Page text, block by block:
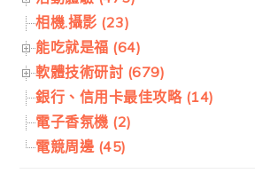
相機.攝影 (23)
能吃就是福 (64)
軟體技術研討 (679)
銀行、信用卡最佳攻略 (14)
電子香氛機 (2)
電競周邊 (45)